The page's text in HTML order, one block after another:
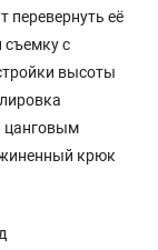
перевернуть её
съемку с
высоты
цанговым
крюк